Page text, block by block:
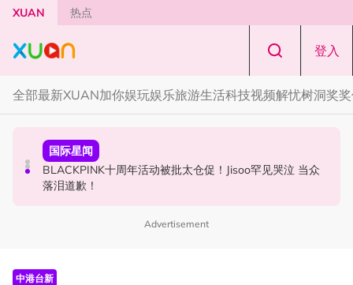
Skip to main content
XUAN 热点
登入
全部最新XUAN加你娱玩娱乐旅游生活科技视频解忧树洞奖
演唱会
范玮琪云顶开唱哽咽了！感性告白大马粉丝：我想继续唱
下去
国际星闻
BLACKPINK十周年活动被批太仓促！Jisoo罕见哭泣 当众
落泪道歉！
中港台新
陈土豆玩梗《下一站幸福》！同框阿信、吴建豪上演“光晞
不能捐”桥段
Advertisement
中港台新